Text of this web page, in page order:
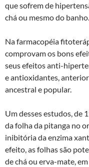
que sofrem de
chá ou mesmo do banho.
Na farmacopéia
comprovam os bons
seus efeitos anti-
e antioxidantes,
ancestral e popular.
Um desses estudos, de
da folha da pitanga no
inibitória da enzima
efeito, as folhas são
de chá ou erva-mate,